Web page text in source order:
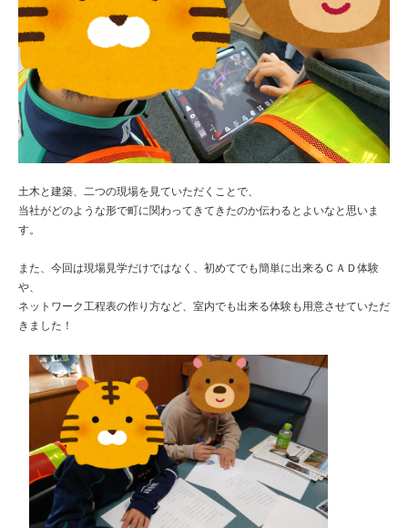
土木と建築、二つの現場を見ていただくことで、
当社がどのような形で町に関わってきてきたのか伝わるとよいなと思いま
す。
また、今回は現場見学だけではなく、初めてでも簡単に出来るＣＡＤ体験
や、
ネットワーク工程表の作り方など、室内でも出来る体験も用意させていただ
きました！